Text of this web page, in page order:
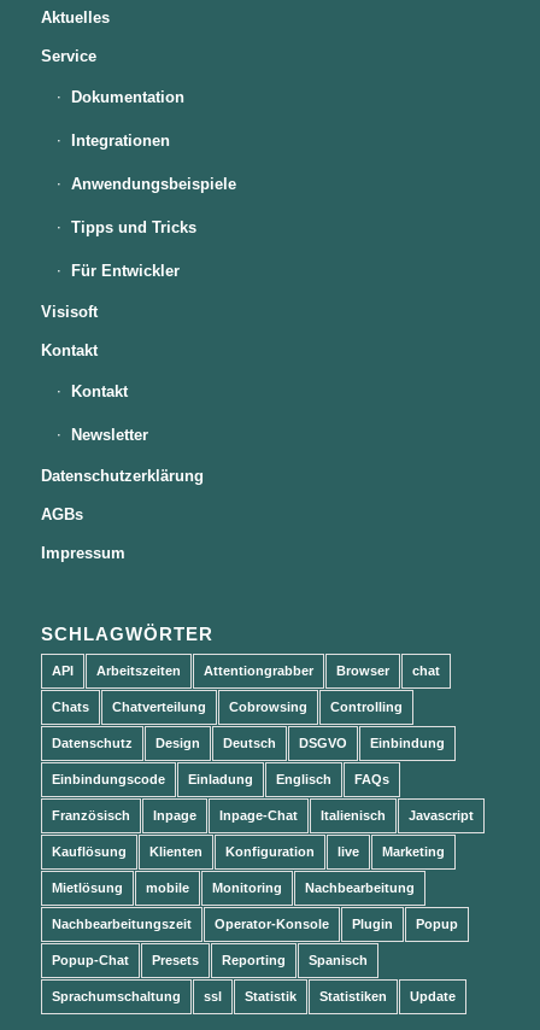
Aktuelles
Service
Dokumentation
Integrationen
Anwendungsbeispiele
Tipps und Tricks
Für Entwickler
Visisoft
Kontakt
Kontakt
Newsletter
Datenschutzerklärung
AGBs
Impressum
SCHLAGWÖRTER
API Arbeitszeiten Attentiongrabber Browser chat
Chats Chatverteilung Cobrowsing Controlling
Datenschutz Design Deutsch DSGVO Einbindung
Einbindungscode Einladung Englisch FAQs
Französisch Inpage Inpage-Chat Italienisch Javascript
Kauflösung Klienten Konfiguration live Marketing
Mietlösung mobile Monitoring Nachbearbeitung
Nachbearbeitungszeit Operator-Konsole Plugin Popup
Popup-Chat Presets Reporting Spanisch
Sprachumschaltung ssl Statistik Statistiken Update